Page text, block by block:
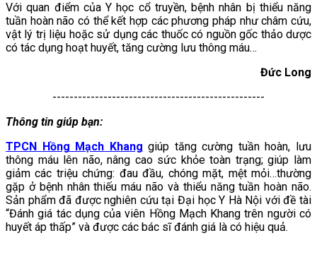
Với quan điểm của Y học cổ truyền, bệnh nhân bị thiểu năng
tuần hoàn não có thể kết hợp các phương pháp như châm cứu,
vật lý trị liệu hoặc sử dụng các thuốc có nguồn gốc thảo dược
có tác dụng hoạt huyết, tăng cường lưu thông máu…
Đức Long
--------------------------------------------------
Thông tin giúp bạn:
TPCN Hồng Mạch Khang giúp tăng cường tuần hoàn, lưu
thông máu lên não, nâng cao sức khỏe toàn trạng; giúp làm
giảm các triệu chứng: đau đầu, chóng mặt, mệt mỏi…thường
gặp ở bệnh nhân thiếu máu não và thiểu năng tuần hoàn não.
Sản phẩm đã được nghiên cứu tại Đại học Y Hà Nội với đề tài
“Đánh giá tác dụng của viên Hồng Mạch Khang trên người có
huyết áp thấp” và được các bác sĩ đánh giá là có hiệu quả.